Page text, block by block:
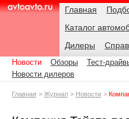
AvtoAvto.ru
Навигация Главная
Каталог
Дилеры
Подразделы
Новости Обзоры Тест-
Новости дилеров
Родительские
Главная Журнал Новости
Дата: